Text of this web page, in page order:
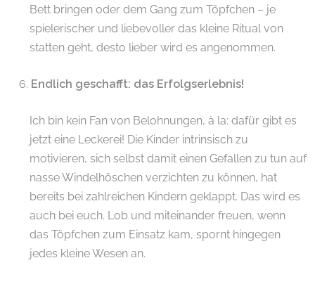
Bett bringen oder dem Gang zum Töpfchen – je
spielerischer und liebevoller das kleine Ritual von
statten geht, desto lieber wird es angenommen.
Endlich geschafft: das Erfolgserlebnis!
Ich bin kein Fan von Belohnungen, à la: dafür gibt es
jetzt eine Leckerei! Die Kinder intrinsisch zu
motivieren, sich selbst damit einen Gefallen zu tun auf
nasse Windelhöschen verzichten zu können, hat
bereits bei zahlreichen Kindern geklappt. Das wird es
auch bei euch. Lob und miteinander freuen, wenn
das Töpfchen zum Einsatz kam, spornt hingegen
jedes kleine Wesen an.